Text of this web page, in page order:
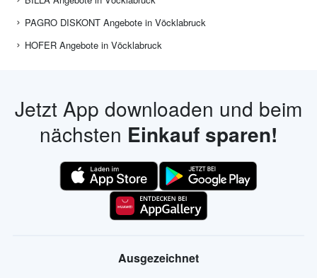
PAGRO DISKONT Angebote in Vöcklabruck
HOFER Angebote in Vöcklabruck
Jetzt App downloaden und beim
nächsten Einkauf sparen!
Ausgezeichnet